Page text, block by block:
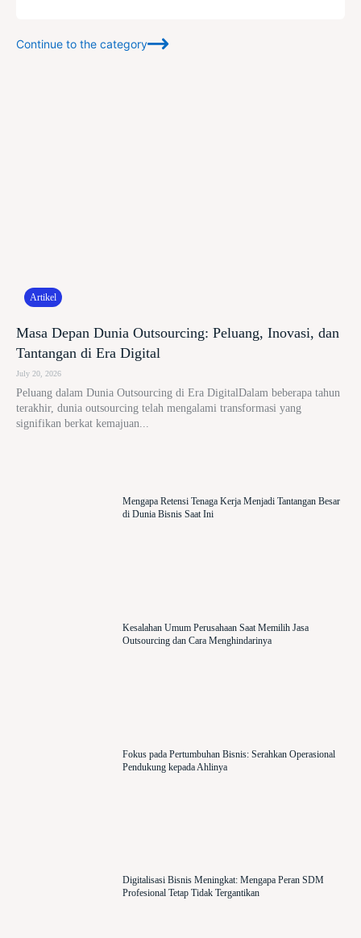
Continue to the category
Artikel
Masa Depan Dunia Outsourcing: Peluang, Inovasi, dan
Tantangan di Era Digital
July 20, 2026
Peluang dalam Dunia Outsourcing di Era DigitalDalam beberapa tahun
terakhir, dunia outsourcing telah mengalami transformasi yang
signifikan berkat kemajuan...
Mengapa Retensi Tenaga Kerja Menjadi Tantangan Besar
di Dunia Bisnis Saat Ini
Kesalahan Umum Perusahaan Saat Memilih Jasa
Outsourcing dan Cara Menghindarinya
Fokus pada Pertumbuhan Bisnis: Serahkan Operasional
Pendukung kepada Ahlinya
Digitalisasi Bisnis Meningkat: Mengapa Peran SDM
Profesional Tetap Tidak Tergantikan